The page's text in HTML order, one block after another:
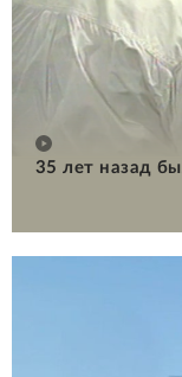
35 лет назад